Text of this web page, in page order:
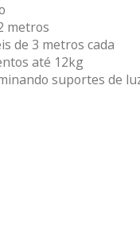
metros
de 3 metros cada
até 12kg
suportes de